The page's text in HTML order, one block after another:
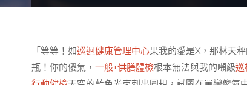
「等等！如巡迴健康管理中心果我的愛是X，那林天
瓶！你的傻氣， 一般+供膳體檢根本無法與我的噸級巡